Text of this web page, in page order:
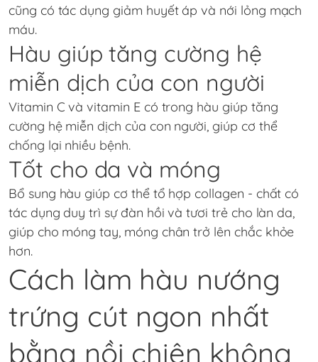
cũng có tác dụng giảm huyết áp và nới lỏng mạch
máu.
Hàu giúp tăng cường hệ
miễn dịch của con người
Vitamin C và vitamin E có trong hàu giúp tăng
cường hệ miễn dịch của con người, giúp cơ thể
chống lại nhiều bệnh.
Tốt cho da và móng
Bổ sung hàu giúp cơ thể tổ hợp collagen - chất có
tác dụng duy trì sự đàn hồi và tươi trẻ cho làn da,
giúp cho móng tay, móng chân trở lên chắc khỏe
hơn.
Cách làm hàu nướng
trứng cút ngon nhất
bằng nồi chiên không